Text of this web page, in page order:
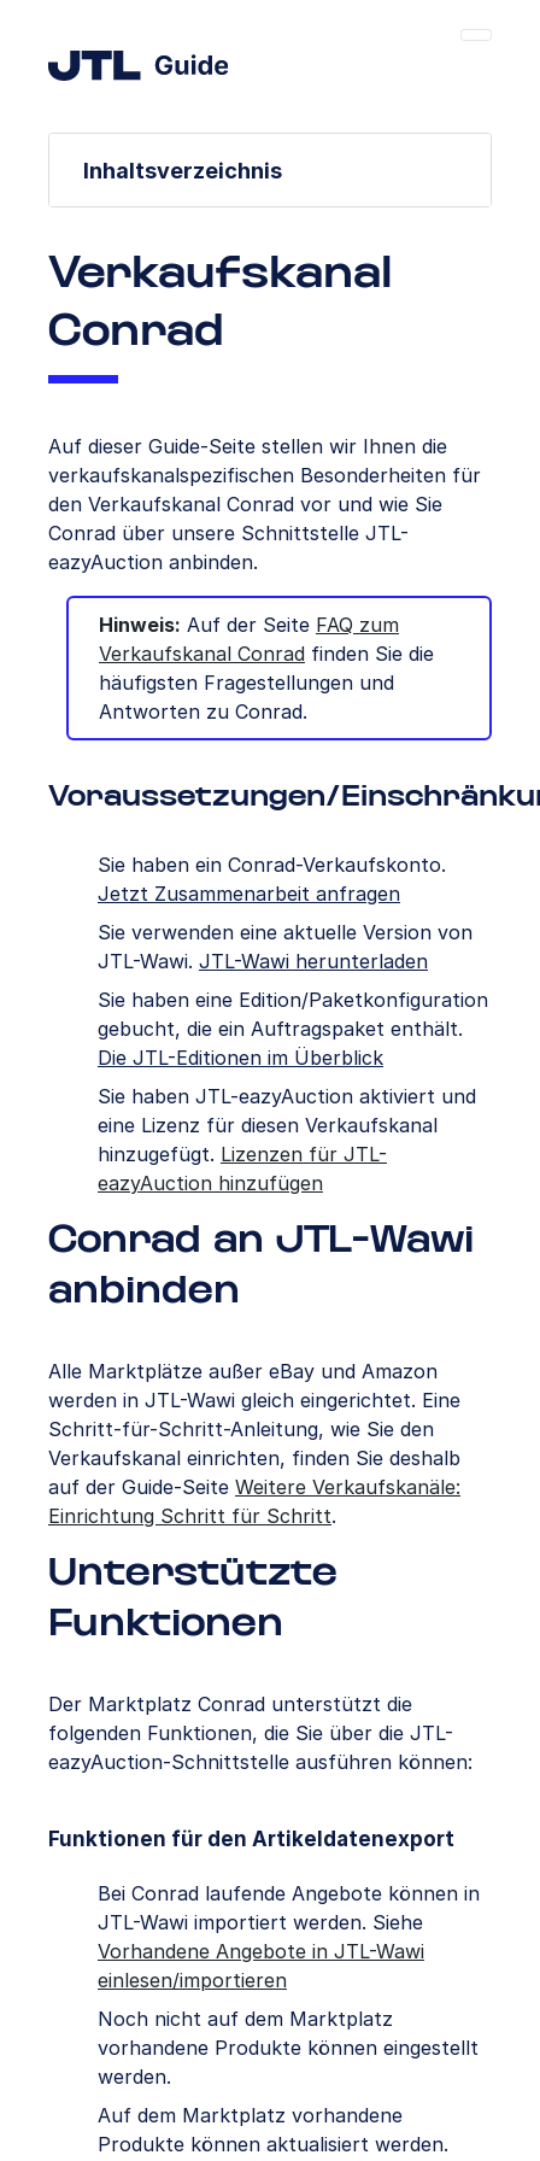
Inhaltsverzeichnis
Verkaufskanal
Conrad
Auf dieser Guide-Seite stellen wir Ihnen die
verkaufskanalspezifischen Besonderheiten für
den Verkaufskanal Conrad vor und wie Sie
Conrad über unsere Schnittstelle JTL-
eazyAuction anbinden.
Hinweis: Auf der Seite FAQ zum
Verkaufskanal Conrad finden Sie die
häufigsten Fragestellungen und
Antworten zu Conrad.
Voraussetzungen/
Sie haben ein Conrad-Verkaufskonto.
Jetzt Zusammenarbeit anfragen
Sie verwenden eine aktuelle Version von
JTL-Wawi. JTL-Wawi herunterladen
Sie haben eine Edition/Paketkonfiguration
gebucht, die ein Auftragspaket enthält.
Die JTL-Editionen im Überblick
Sie haben JTL-eazyAuction aktiviert und
eine Lizenz für diesen Verkaufskanal
hinzugefügt. Lizenzen für JTL-
eazyAuction hinzufügen
Conrad an JTL-Wawi
anbinden
Alle Marktplätze außer eBay und Amazon
werden in JTL-Wawi gleich eingerichtet. Eine
Schritt-für-Schritt-Anleitung, wie Sie den
Verkaufskanal einrichten, finden Sie deshalb
auf der Guide-Seite Weitere Verkaufskanäle:
Einrichtung Schritt für Schritt.
Unterstützte
Funktionen
Der Marktplatz Conrad unterstützt die
folgenden Funktionen, die Sie über die JTL-
eazyAuction-Schnittstelle ausführen können:
Funktionen für den Artikeldatenexport
Bei Conrad laufende Angebote können in
JTL-Wawi importiert werden. Siehe
Vorhandene Angebote in JTL-Wawi
einlesen/importieren
Noch nicht auf dem Marktplatz
vorhandene Produkte können eingestellt
werden.
Auf dem Marktplatz vorhandene
Produkte können aktualisiert werden.